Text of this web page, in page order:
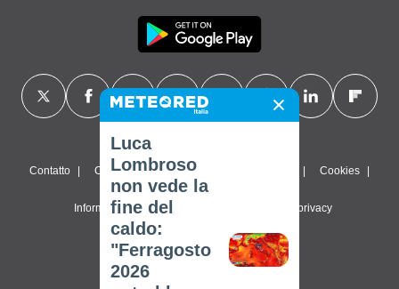
Contatto Chi siamo FAQ Cookies
Informativa sulla privacy Impostazioni sulla privacy
© 2026 Meteored. Tutti i diritti riservati
Luca
Lombroso
non vede la
fine del
caldo:
"Ferragosto
2026